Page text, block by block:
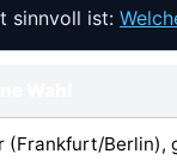
sinnvoll ist:
(Frankfurt/Berlin),